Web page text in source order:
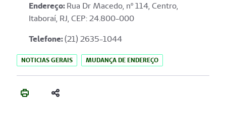
Endereço:Rua Dr Macedo, nº 114, Centro,
Itaboraí, RJ, CEP: 24.800-000
Telefone:(21) 2635-1044
NOTICIAS GERAIS MUDANÇA DE ENDEREÇO